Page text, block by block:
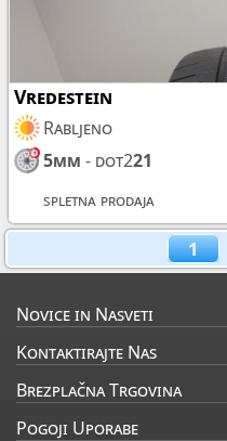
Vredestein
Rabljeno
5mm - dot221
spletna prodaja
1
Novice in Nasveti
Kontaktirajte Nas
Brezplačna Trgovina
Pogoji Uporabe